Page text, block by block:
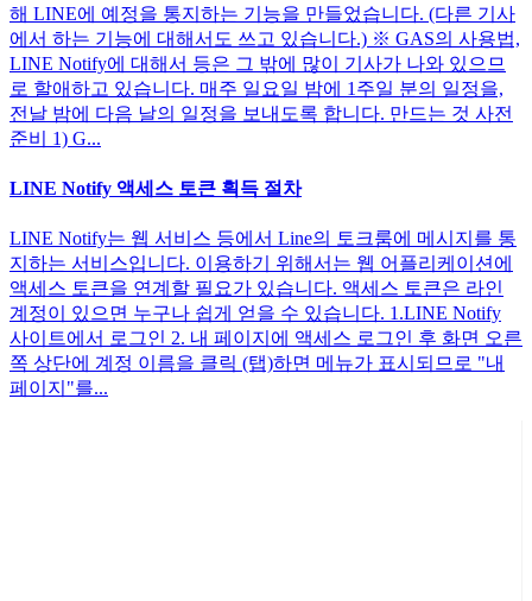
해 LINE에 예정을 통지하는 기능을 만들었습니다. (다른 기사
에서 하는 기능에 대해서도 쓰고 있습니다.) ※ GAS의 사용법,
LINE Notify에 대해서 등은 그 밖에 많이 기사가 나와 있으므
로 할애하고 있습니다. 매주 일요일 밤에 1주일 분의 일정을,
전날 밤에 다음 날의 일정을 보내도록 합니다. 만드는 것 사전
준비 1) G...
LINE Notify 액세스 토큰 획득 절차
LINE Notify는 웹 서비스 등에서 Line의 토크룸에 메시지를 통
지하는 서비스입니다. 이용하기 위해서는 웹 어플리케이션에
액세스 토큰을 연계할 필요가 있습니다. 액세스 토큰은 라인
계정이 있으면 누구나 쉽게 얻을 수 있습니다. 1.LINE Notify
사이트에서 로그인 2. 내 페이지에 액세스 로그인 후 화면 오른
쪽 상단에 계정 이름을 클릭 (탭)하면 메뉴가 표시되므로 "내
페이지"를...